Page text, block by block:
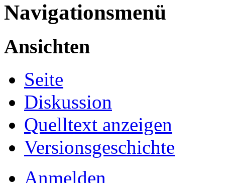
Navigationsmenü
Ansichten
Seite
Diskussion
Quelltext anzeigen
Versionsgeschichte
Anmelden